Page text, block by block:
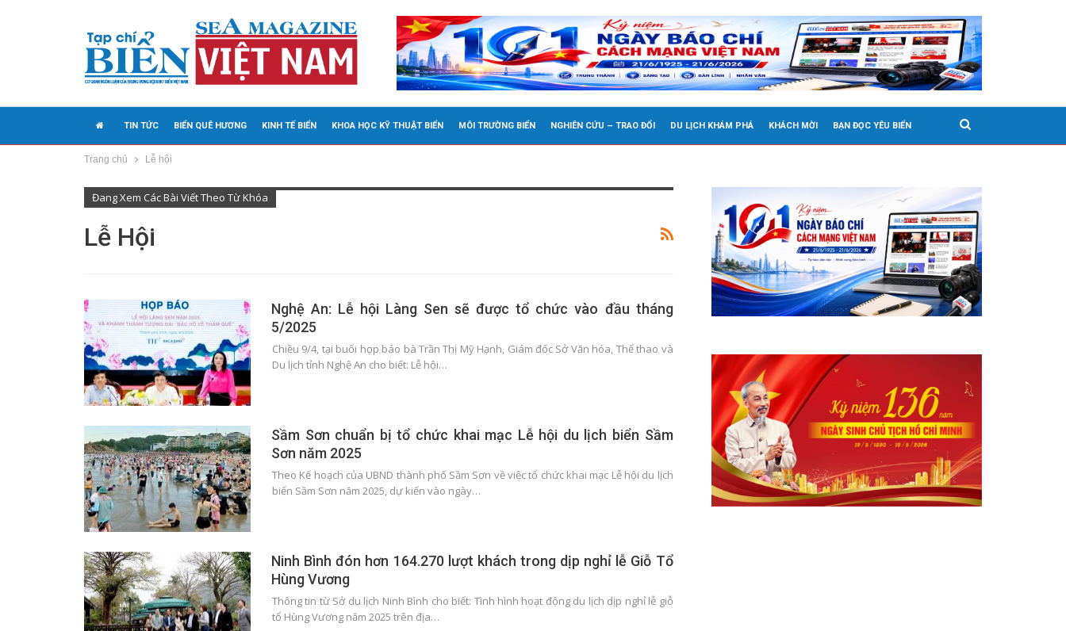
TIN TỨC BIỂN QUÊ HƯƠNG KINH TẾ BIỂN KHOA HỌC KỸ THUẬT BIỂN MÔI TRƯỜNG BIỂN NGHIÊN CỨU – TRAO ĐỔI DU LỊCH KHÁM PHÁ KHÁCH MỜI BẠN ĐỌC YÊU BIỂN
MEDIA
Trang chủ Lễ hội
Đang Xem Các Bài Viết Theo Từ Khóa
Lễ Hội
Nghệ An: Lễ hội Làng Sen sẽ được tổ chức vào đầu tháng
5/2025
Chiều 9/4, tại buổi họp báo bà Trần Thị Mỹ Hạnh, Giám đốc Sở Văn hóa, Thể thao và
Du lịch tỉnh Nghệ An cho biết: Lễ hội…
Sầm Sơn chuẩn bị tổ chức khai mạc Lễ hội du lịch biển Sầm
Sơn năm 2025
Theo Kế hoạch của UBND thành phố Sầm Sơn về việc tổ chức khai mạc Lễ hội du lịch
biển Sầm Sơn năm 2025, dự kiến vào ngày…
Ninh Bình đón hơn 164.270 lượt khách trong dịp nghỉ lễ Giỗ Tổ
Hùng Vương
Thông tin từ Sở du lịch Ninh Bình cho biết: Tình hình hoạt động du lịch dịp nghỉ lễ giỗ
tổ Hùng Vương năm 2025 trên địa…